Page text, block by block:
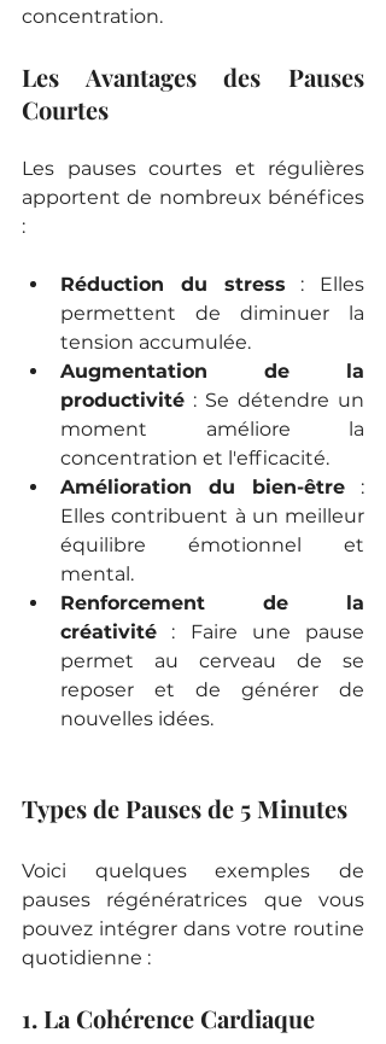
concentration.
Les Avantages des Pauses
Courtes
Les pauses courtes et régulières
apportent de nombreux bénéfices
:
Réduction du stress : Elles
permettent de diminuer la
tension accumulée.
Augmentation de la
productivité : Se détendre un
moment améliore la
concentration et l'efficacité.
Amélioration du bien-être :
Elles contribuent à un meilleur
équilibre émotionnel et
mental.
Renforcement de la
créativité : Faire une pause
permet au cerveau de se
reposer et de générer de
nouvelles idées.
Types de Pauses de 5 Minutes
Voici quelques exemples de
pauses régénératrices que vous
pouvez intégrer dans votre routine
quotidienne :
1. La Cohérence Cardiaque